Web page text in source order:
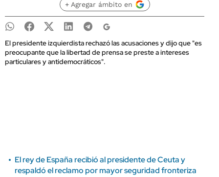
+ Agregar ámbito en
El presidente izquierdista rechazó las acusaciones y dijo que "es
preocupante que la libertad de prensa se preste a intereses
particulares y antidemocráticos".
El rey de España recibió al presidente de Ceuta y
respaldó el reclamo por mayor seguridad fronteriza